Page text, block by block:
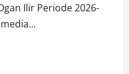
Ilir Periode 2026-